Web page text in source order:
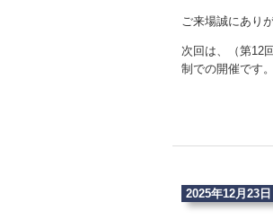
ご来場誠にあり
次回は、（第12
制での開催です
2025年12月23日